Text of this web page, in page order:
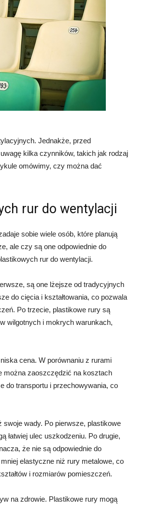
Jednakże, przed
kilka czynników, takich jak rodzaj
omówimy, czy można dać
rur do wentylacji
sobie wiele osób, które planują
ale czy są one odpowiednie do
rur do wentylacji.
są one lżejsze od tradycyjnych
do cięcia i kształtowania, co pozwala
Po trzecie, plastikowe rury są
wilgotnych i mokrych warunkach,
cena. W porównaniu z rurami
​​można zaoszczędzić na kosztach
do transportu i przechowywania, co
wady. Po pierwsze, plastikowe
łatwiej ulec uszkodzeniu. Po drugie,
że ​​nie są odpowiednie do
elastyczne niż rury metalowe, co
i rozmiarów pomieszczeń.
na zdrowie. Plastikowe rury mogą